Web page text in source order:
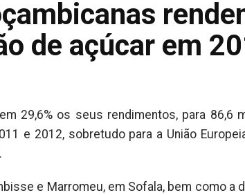
de açúcar em
29,6% os seus rendimentos, para 86,6
e 2012, sobretudo para a União
e Marromeu, em Sofala, bem como a